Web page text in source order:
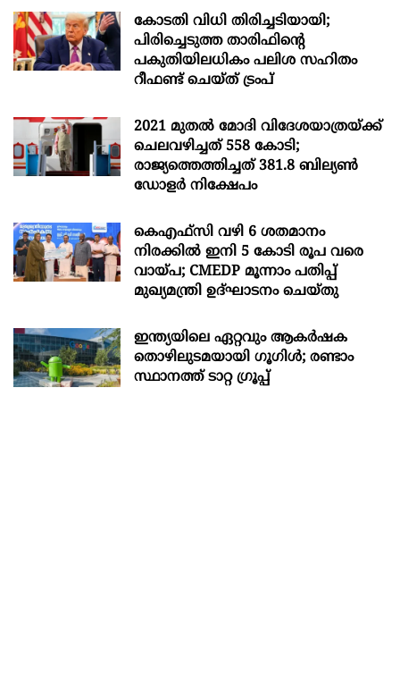
കോടതി വിധി തിരിച്ചടിയായി;
പിരിച്ചെടുത്ത താരിഫിന്‍റെ
പകുതിയിലധികം പലിശ സഹിതം
റീഫണ്ട് ചെയ്ത് ട്രംപ്
2021 മുതൽ മോദി വിദേശയാത്രയ്ക്ക്
ചെലവഴിച്ചത് 558 കോടി;
രാജ്യത്തെത്തിച്ചത് 381.8 ബില്യൺ
ഡോളർ നിക്ഷേപം
കെഎഫ്സി വഴി 6 ശതമാനം
നിരക്കിൽ ഇനി 5 കോടി രൂപ വരെ
വായ്പ; CMEDP മൂന്നാം പതിപ്പ്
മുഖ്യമന്ത്രി ഉദ്ഘാടനം ചെയ്തു
ഇന്ത്യയിലെ ഏറ്റവും ആകര്‍ഷക
തൊഴിലുടമയായി ഗൂഗിള്‍; രണ്ടാം
സ്ഥാനത്ത് ടാറ്റ ഗ്രൂപ്പ്